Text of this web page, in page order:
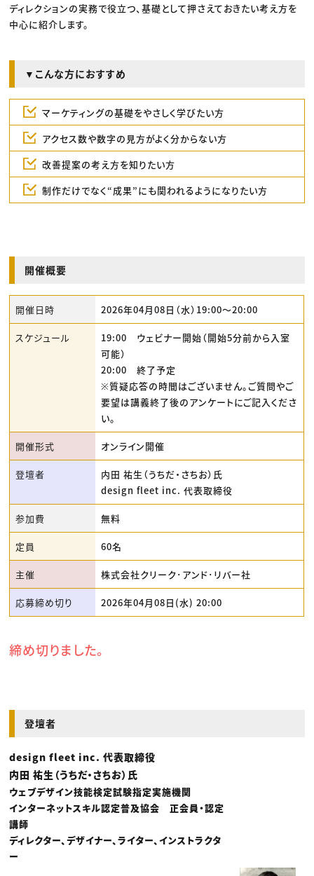
ディレクションの実務で役立つ、基礎として押さえておきたい考え方を
中心に紹介します。
▼こんな方におすすめ
マーケティングの基礎をやさしく学びたい方
アクセス数や数字の見方がよく分からない方
改善提案の考え方を知りたい方
制作だけでなく“成果”にも関われるようになりたい方
開催概要
開催日時 2026年04月08日（水）19:00〜20:00
スケジュール
19:00 ウェビナー開始（開始5分前から入室
可能）
20:00 終了予定
※質疑応答の時間はございません。ご質問やご
要望は講義終了後のアンケートにご記入くださ
い。
開催形式 オンライン開催
登壇者
内田 祐生（うちだ・さちお）氏
design fleet inc. 代表取締役
参加費 無料
定員 60名
主催 株式会社クリーク･アンド･リバー社
応募締め切り 2026年04月08日(水) 20:00
締め切りました。
登壇者
design fleet inc. 代表取締役
内田 祐生（うちだ・さちお）氏
ウェブデザイン技能検定試験指定実施機関
インターネットスキル認定普及協会 正会員・認定
講師
ディレクター、デザイナー、ライター、インストラクタ
ー